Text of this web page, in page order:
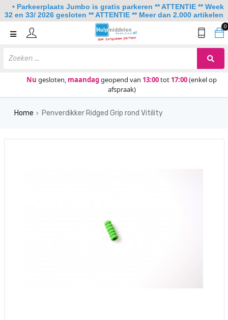
0
Nu gesloten, maandaggeopend van 13:00tot 17:00(enkel op
afspraak)
Home
Keuken
Home › Penverdikker Ridged Grip rond Vitility
• Parkeerplaats Jumbo is gratis parkeren ** ATTENTIE ** Week
32 en 33/ 2026 gesloten ** ATTENTIE ** Meer dan 2.000 artikelen